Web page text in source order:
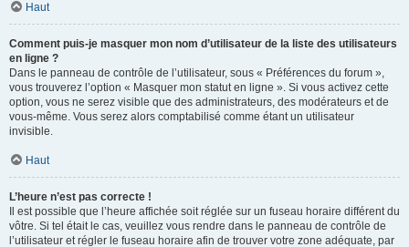
Haut
Comment puis-je masquer mon nom d’utilisateur de la liste des utilisateurs
en ligne ?
Dans le panneau de contrôle de l’utilisateur, sous « Préférences du forum »,
vous trouverez l’option « Masquer mon statut en ligne ». Si vous activez cette
option, vous ne serez visible que des administrateurs, des modérateurs et de
vous-même. Vous serez alors comptabilisé comme étant un utilisateur
invisible.
Haut
L’heure n’est pas correcte !
Il est possible que l’heure affichée soit réglée sur un fuseau horaire différent du
vôtre. Si tel était le cas, veuillez vous rendre dans le panneau de contrôle de
l’utilisateur et régler le fuseau horaire afin de trouver votre zone adéquate, par